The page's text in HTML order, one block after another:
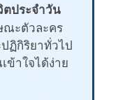
ตประจำวัน
ณะตัวละคร
ฏิกิริยาทั่วไป
ข้าใจได้ง่าย